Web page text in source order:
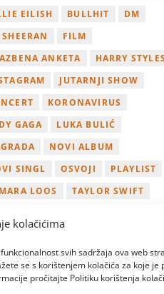
kolačićima
svih sadržaja ova web
se s korištenjem kolačića za koje je
pročitajte Politiku korištenja
EILISH
BULLHIT
DM
SHEERAN
FILM
ANKETA
HARRY STYLES
JUTARNJI SHOW
KORONAVIRUS
GAGA
LUKA BULIĆ
NOVI ALBUM
SINGL
OSVOJI
PLAYLIST
LOOS
TAYLOR SWIFT